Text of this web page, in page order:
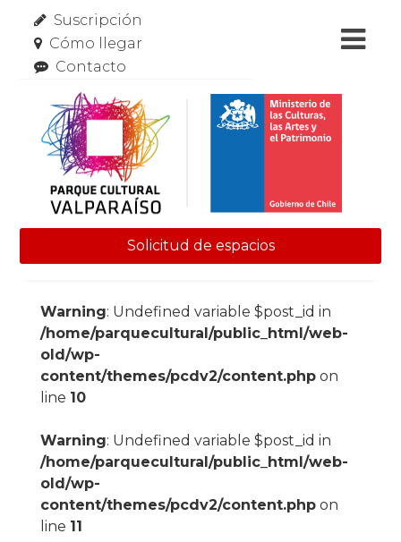
Suscripción
Cómo llegar
Contacto
Solicitud de espacios
Warning: Undefined variable $post_id in
/home/parquecultural/public_html/web-
old/wp-
content/themes/pcdv2/content.phpon
line 10
Warning: Undefined variable $post_id in
/home/parquecultural/public_html/web-
old/wp-
content/themes/pcdv2/content.phpon
line 11